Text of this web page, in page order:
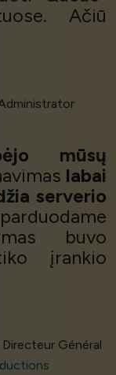
Ačiū
mūsų
labai
serverio
buvo
įrankio
Général